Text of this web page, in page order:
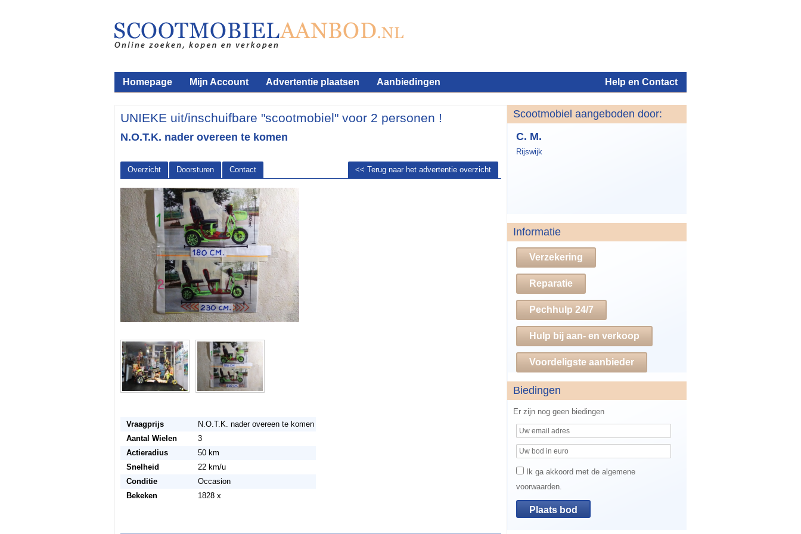
Homepage Mijn Account Advertentie plaatsen Aanbiedingen Help en Contact
UNIEKE uit/inschuifbare "scootmobiel" voor 2 personen !
N.O.T.K. nader overeen te komen
Overzicht Doorsturen Contact << Terug naar het advertentie overzicht
Vraagprijs
N.O.T.K. nader overeen te komen
Aantal Wielen
3
Actieradius
50 km
Snelheid
22 km/u
Conditie
Occasion
Bekeken
1828 x
Scootmobiel aangeboden door:
C. M.
Rijswijk
Informatie
Verzekering
Reparatie
Pechhulp 24/7
Hulp bij aan- en verkoop
Voordeligste aanbieder
Biedingen
Er zijn nog geen biedingen
Ik ga akkoord met de algemene
voorwaarden.